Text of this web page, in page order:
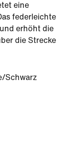
eine
federleichte
erhöht die
die Strecke
Schwarz